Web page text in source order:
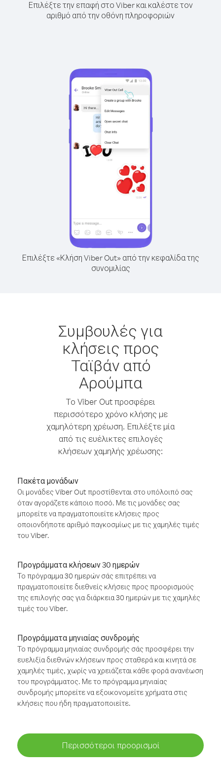
Επιλέξτε την επαφή στο Viber και καλέστε τον
αριθμό από την οθόνη πληροφοριών
Επιλέξτε «Κλήση Viber Out» από την κεφαλίδα της
συνομιλίας
Συμβουλές για
κλήσεις προς
Ταϊβάν από
Αρούμπα
Το Viber Out προσφέρει
περισσότερο χρόνο κλήσης με
χαμηλότερη χρέωση. Επιλέξτε μία
από τις ευέλικτες επιλογές
κλήσεων χαμηλής χρέωσης:
Πακέτα μονάδων
Οι μονάδες Viber Out προστίθενται στο υπόλοιπό σας
όταν αγοράζετε κάποιο ποσό. Με τις μονάδες σας
μπορείτε να πραγματοποιείτε κλήσεις προς
οποιονδήποτε αριθμό παγκοσμίως με τις χαμηλές τιμές
του Viber.
Προγράμματα κλήσεων 30 ημερών
Το πρόγραμμα 30 ημερών σάς επιτρέπει να
πραγματοποιείτε διεθνείς κλήσεις προς προορισμούς
της επιλογής σας για διάρκεια 30 ημερών με τις χαμηλές
τιμές του Viber.
Προγράμματα μηνιαίας συνδρομής
Το πρόγραμμα μηνιαίας συνδρομής σάς προσφέρει την
ευελιξία διεθνών κλήσεων προς σταθερά και κινητά σε
χαμηλές τιμές, χωρίς να χρειάζεται κάθε φορά ανανέωση
του προγράμματος. Με το πρόγραμμα μηνιαίας
συνδρομής μπορείτε να εξοικονομείτε χρήματα στις
κλήσεις που ήδη πραγματοποιείτε.
Περισσότεροι προορισμοί